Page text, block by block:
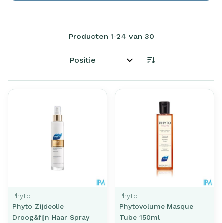
Producten 1-24 van 30
Sorteer op:
Phyto
Phyto Zijdeolie
Droog&fijn Haar Spray
Phyto
Phytovolume Masque
Tube 150ml